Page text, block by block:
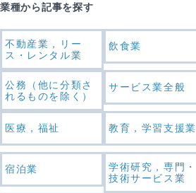
業種から記事を探す
不動産業，リー
ス・レンタル業
飲食業
公務（他に分類さ
れるものを除く）
サービス業全般
医療，福祉 教育，学習支援業
宿泊業
学術研究，専門・
技術サービス業